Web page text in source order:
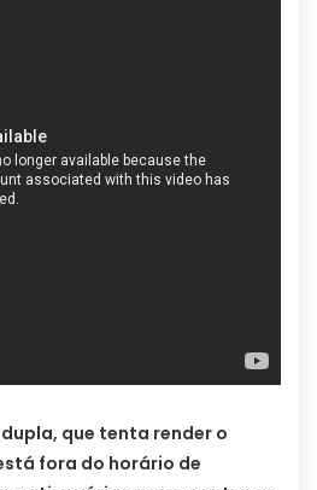
que tenta render o
fora do horário de